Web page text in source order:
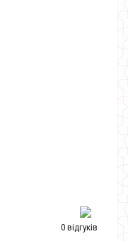
0 відгуків